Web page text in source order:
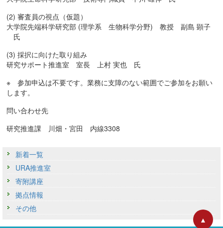
(2) 審査員の視点（仮題）
大学院先端科学研究部 (理学系 生物科学分野) 教授 副島 顕子
氏
(3) 採択に向けた取り組み
研究サポート推進室 室長 上村 実也 氏
※ 参加申込は不要です。業務に支障のない範囲でご参加をお願い
します。
問い合わせ先
研究推進課 川畑・宮田 内線3308
新着一覧
URA推進室
寄附講座
拠点情報
その他
▲